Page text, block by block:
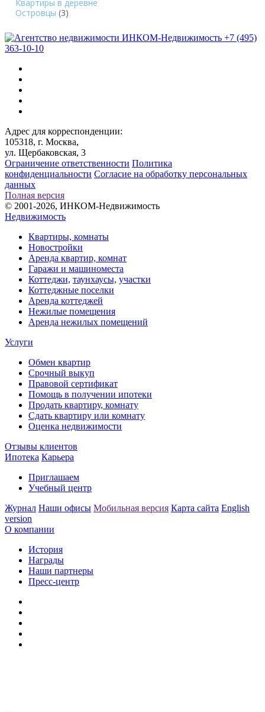
Квартиры в деревне
Островцы (3)
+7 (495)
363-10-10
Адрес для корреспонденции:
105318, г. Москва,
ул. Щербаковская, 3
Ограничение ответственности Политика
конфиденциальности Согласие на обработку персональных
данных
Полная версия
© 2001-2026, ИНКОМ-Недвижимость
Недвижимость
Квартиры, комнаты
Новостройки
Аренда квартир, комнат
Гаражи и машиноместа
Коттеджи, таунхаусы, участки
Коттеджные поселки
Аренда коттеджей
Нежилые помещения
Аренда нежилых помещений
Услуги
Обмен квартир
Срочный выкуп
Правовой сертификат
Помощь в получении ипотеки
Продать квартиру, комнату
Сдать квартиру или комнату
Оценка недвижимости
Отзывы клиентов
Ипотека Карьера
Приглашаем
Учебный центр
Журнал Наши офисы Мобильная версия Карта сайта English
version
О компании
История
Награды
Наши партнеры
Пресс-центр